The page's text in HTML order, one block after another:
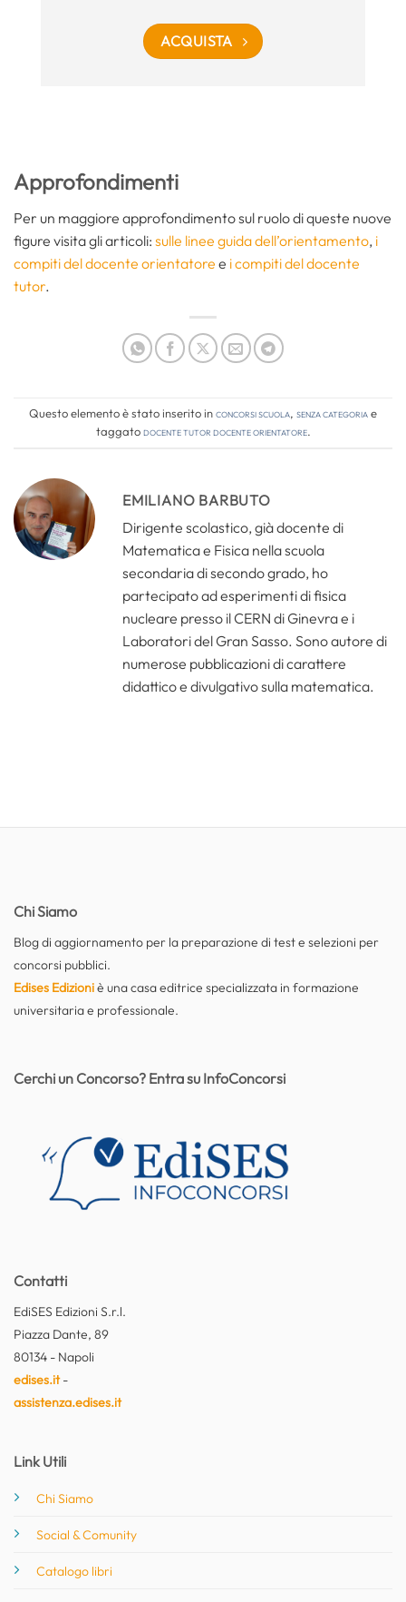
ACQUISTA
Approfondimenti
Per un maggiore approfondimento sul ruolo di queste nuove
figure visita gli articoli: sulle linee guida dell’orientamento, i
compiti del docente orientatore e i compiti del docente
tutor.
Questo elemento è stato inserito inConcorsi Scuola, Senza categoriae
taggatodocente tutor docente orientatore.
EMILIANO BARBUTO
Dirigente scolastico, già docente di
Matematica e Fisica nella scuola
secondaria di secondo grado, ho
partecipato ad esperimenti di fisica
nucleare presso il CERN di Ginevra e i
Laboratori del Gran Sasso. Sono autore di
numerose pubblicazioni di carattere
didattico e divulgativo sulla matematica.
Chi Siamo
Blog di aggiornamento per la preparazione di test e selezioni per
concorsi pubblici.
Edises Edizioniè una casa editrice specializzata in formazione
universitaria e professionale.
Contatti
EdiSES Edizioni S.r.l.
Piazza Dante, 89
80134 - Napoli
edises.it-
assistenza.edises.it
Link Utili
Chi Siamo
Social & Comunity
Catalogo libri
Cerchi un Concorso? Entra su InfoConcorsi